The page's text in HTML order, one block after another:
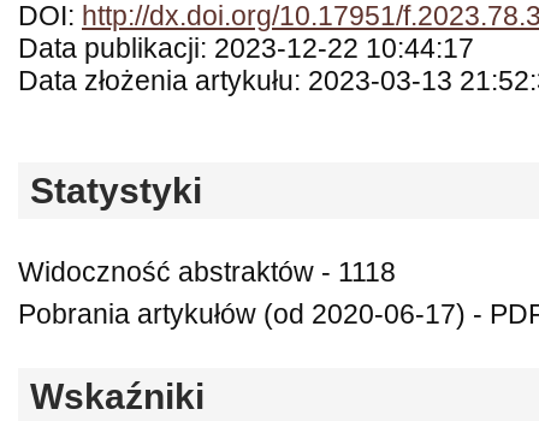
DOI: http://dx.doi.org/10.17951/
Data publikacji: 2023-12-22 10:44:17
Data złożenia artykułu: 2023-03-13
Statystyki
Widoczność abstraktów - 1118
Pobrania artykułów (od 2020-06-17) -
Wskaźniki